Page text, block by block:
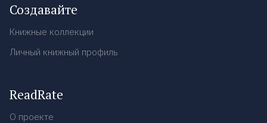
Создавайте
Книжные коллекции
Личный книжный профиль
ReadRate
О проекте